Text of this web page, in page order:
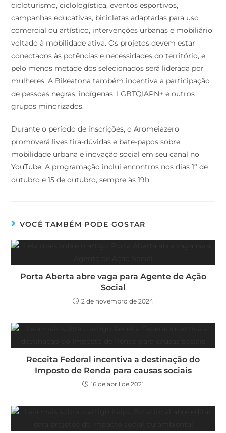
cicloturismo, ciclologística, eventos esportivos,
campanhas educativas, bicicletas adaptadas para uso
comercial ou artístico, intervenções urbanas e mobiliário
voltado à mobilidade ativa. Os projetos devem estar
conectados às potências e necessidades do território, e
pelo menos metade dos selecionados será liderada por
mulheres. A Bikeatona também incentiva a participação
de pessoas negras, indígenas, LGBTQIAPN+ e outros
grupos minorizados.
Durante o período de inscrições, o Aromeiazero
promoverá lives tira-dúvidas e bate-papos sobre
mobilidade urbana e inovação social em seu canal no
YouTube. A programação inclui encontros nos dias 1º de
outubro e 15 de outubro, sempre às 19h.
VOCÊ TAMBÉM PODE GOSTAR
Porta Aberta abre vaga para Agente de Ação
Social
2 de novembro de 2024
Receita Federal incentiva a destinação do
Imposto de Renda para causas sociais
16 de abril de 2021